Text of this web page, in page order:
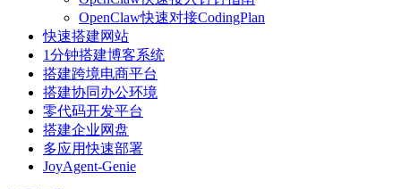
OpenClaw快速对接CodingPlan
快速搭建网站
1分钟搭建博客系统
搭建跨境电商平台
搭建协同办公环境
零代码开发平台
搭建企业网盘
多应用快速部署
JoyAgent-Genie